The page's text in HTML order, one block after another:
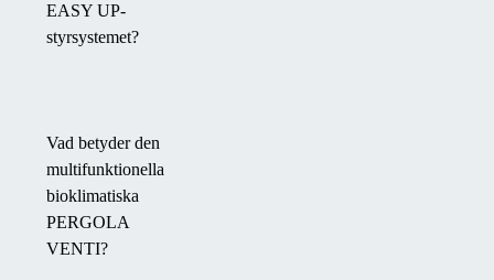
EASY UP-
styrsystemet?
Vad betyder den
multifunktionella
bioklimatiska
PERGOLA
VENTI?